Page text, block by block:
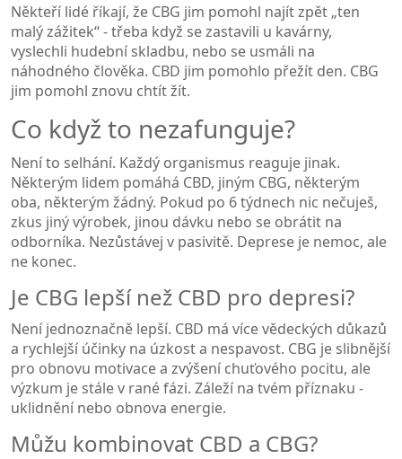
Někteří lidé říkají, že CBG jim pomohl najít zpět „ten
malý zážitek“ - třeba když se zastavili u kavárny,
vyslechli hudební skladbu, nebo se usmáli na
náhodného člověka. CBD jim pomohlo přežít den. CBG
jim pomohl znovu chtít žít.
Co když to nezafunguje?
Není to selhání. Každý organismus reaguje jinak.
Některým lidem pomáhá CBD, jiným CBG, některým
oba, některým žádný. Pokud po 6 týdnech nic nečuješ,
zkus jiný výrobek, jinou dávku nebo se obrátit na
odborníka. Nezůstávej v pasivitě. Deprese je nemoc, ale
ne konec.
Je CBG lepší než CBD pro depresi?
Není jednoznačně lepší. CBD má více vědeckých důkazů
a rychlejší účinky na úzkost a nespavost. CBG je slibnější
pro obnovu motivace a zvýšení chuťového pocitu, ale
výzkum je stále v rané fázi. Záleží na tvém příznaku -
uklidnění nebo obnova energie.
Můžu kombinovat CBD a CBG?